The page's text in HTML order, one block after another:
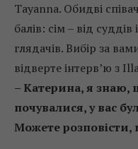
Tayanna. Обидві
балів: сім – від суддів
глядачів. Вибір за
відверте інтерв’ю з
– Катерина, я знаю,
почувалися, у вас
Можете розповісти,